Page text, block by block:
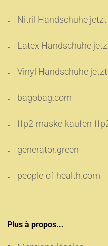
Nitril Handschuhe jetzt
Latex Handschuhe
Vinyl Handschuhe
bagobag.com
ffp2-maske-kaufen-
generator.green
people-of-health.com
Plus à propos...